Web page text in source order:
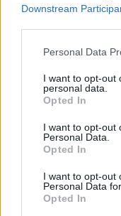
Downstream
Personal Data
I want to opt-out
personal data.
Opted In
I want to opt-out
Personal Data.
Opted In
I want to opt-out
Personal Data
Opted In
5.
περιπτώσεων μια
ως τυπικό
ξηροστομία
προχωρημένη
αντιισταμινικά)
με την επαρκή